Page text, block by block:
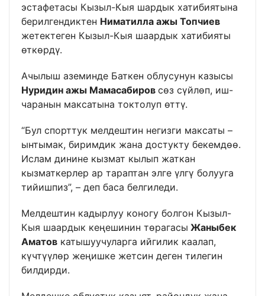
эстафетасы Кызыл-Кыя шардык хатибиятына
берилгендиктен Ниматилла ажы Топчиев
жетектеген Кызыл-Кыя шаардык хатибияты
өткөрдү.
Ачылыш аземинде Баткен облусунун казысы
Нуридин ажы Мамасабиров сөз сүйлөп, иш-
чаранын максатына токтолуп өттү.
“Бул спорттук мелдештин негизги максаты –
ынтымак, биримдик жана достукту бекемдөө.
Ислам динине кызмат кылып жаткан
кызматкерлер ар тараптан элге үлгү болууга
тийишпиз”, – деп баса белгиледи.
Мелдештин кадырлуу коногу болгон Кызыл-
Кыя шаардык кеңешинин төрагасы Жаныбек
Аматов катышуучуларга ийгилик каалап,
күчтүүлөр жеңишке жетсин деген тилегин
билдирди.